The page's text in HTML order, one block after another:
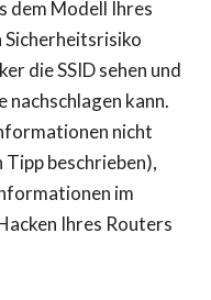
dem Modell Ihres
Sicherheitsrisiko
die SSID sehen und
nachschlagen kann.
nicht
beschrieben),
im
Ihres Routers